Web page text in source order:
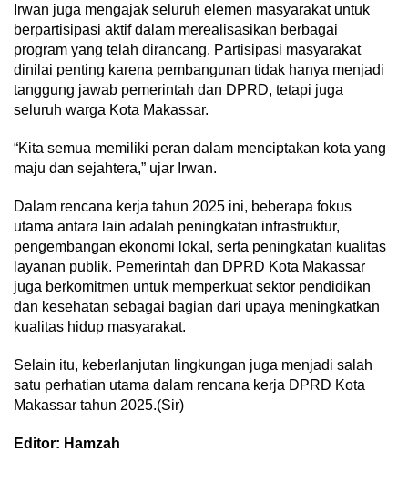
Irwan juga mengajak seluruh elemen masyarakat untuk
berpartisipasi aktif dalam merealisasikan berbagai
program yang telah dirancang. Partisipasi masyarakat
dinilai penting karena pembangunan tidak hanya menjadi
tanggung jawab pemerintah dan DPRD, tetapi juga
seluruh warga Kota Makassar.
“Kita semua memiliki peran dalam menciptakan kota yang
maju dan sejahtera,” ujar Irwan.
Dalam rencana kerja tahun 2025 ini, beberapa fokus
utama antara lain adalah peningkatan infrastruktur,
pengembangan ekonomi lokal, serta peningkatan kualitas
layanan publik. Pemerintah dan DPRD Kota Makassar
juga berkomitmen untuk memperkuat sektor pendidikan
dan kesehatan sebagai bagian dari upaya meningkatkan
kualitas hidup masyarakat.
Selain itu, keberlanjutan lingkungan juga menjadi salah
satu perhatian utama dalam rencana kerja DPRD Kota
Makassar tahun 2025.(Sir)
Editor: Hamzah